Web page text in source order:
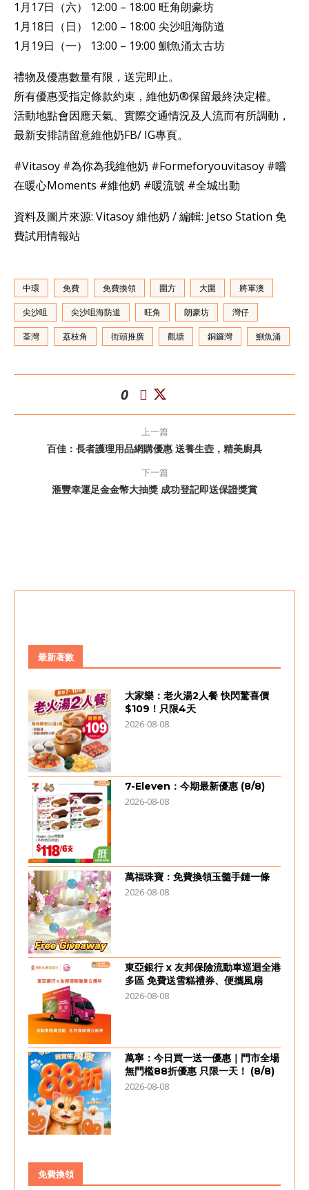
1月17日（六） 12:00 – 18:00 旺角朗豪坊
1月18日（日） 12:00 – 18:00 尖沙咀海防道
1月19日（一） 13:00 – 19:00 鰂魚涌太古坊
禮物及優惠數量有限，送完即止。
所有優惠受指定條款約束，維他奶®️保留最終決定權。
活動地點會因應天氣、實際交通情況及人流而有所調動，
最新安排請留意維他奶FB/ IG專頁。
#Vitasoy #為你為我維他奶 #Formeforyouvitasoy #嚐
在暖心Moments #維他奶 #暖流號 #全城出動
資料及圖片來源: Vitasoy 維他奶 / 編輯: Jetso Station 免
費試用情報站
中環 免費 免費換領 圍方 大圍 將軍澳
尖沙咀 尖沙咀海防道 旺角 朗豪坊 灣仔
荃灣 荔枝角 街頭推廣 觀塘 銅鑼灣 鰂魚涌
0
上一篇
百佳：長者護理用品網購優惠 送養生壺，精美廚具
下一篇
滙豐幸運足金金幣大抽獎 成功登記即送保證獎賞
最新著數
大家樂：老火湯2人餐 快閃驚喜價
$109！只限4天
2026-08-08
7-Eleven：今期最新優惠 (8/8)
2026-08-08
萬福珠寶：免費換領玉髓手鏈一條
2026-08-08
東亞銀行 x 友邦保險流動車巡迴全港
多區 免費送雪糕禮券、便攜風扇
2026-08-08
萬寧：今日買一送一優惠｜門市全場
無門檻88折優惠 只限一天！ (8/8)
2026-08-08
免費換領